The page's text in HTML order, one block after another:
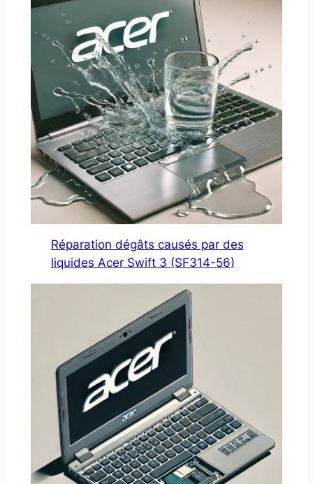
Réparation dégâts causés par des
liquides Acer Swift 3 (SF314-56)